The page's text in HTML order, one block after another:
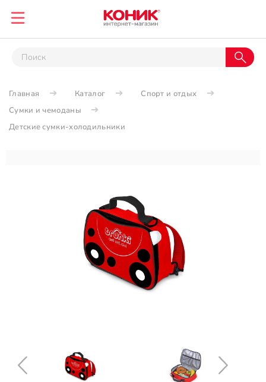
Главная Каталог
Спорт и отдых
Сумки и чемоданы
Детские сумки-холодильники